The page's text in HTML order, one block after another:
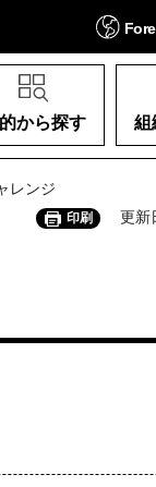
から探す 組
レンジ
印刷 更新